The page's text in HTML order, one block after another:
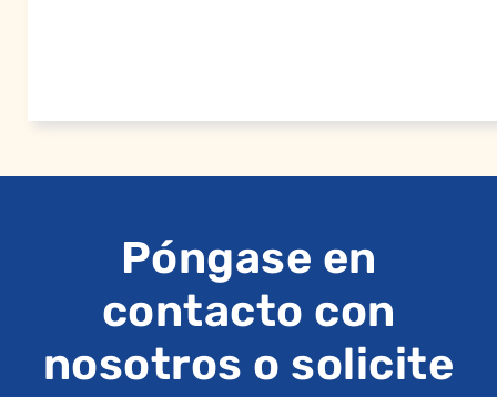
Póngase en
contacto con
nosotros o solicite